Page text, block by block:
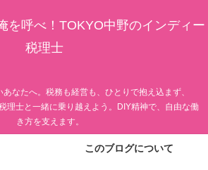
を呼べ！TOKYO中野のインディー
税理士
なたへ。税務も経営も、ひとりで抱え込まず、
理士と一緒に乗り越えよう。DIY精神で、自由な働
き方を支えます。
このブログについて